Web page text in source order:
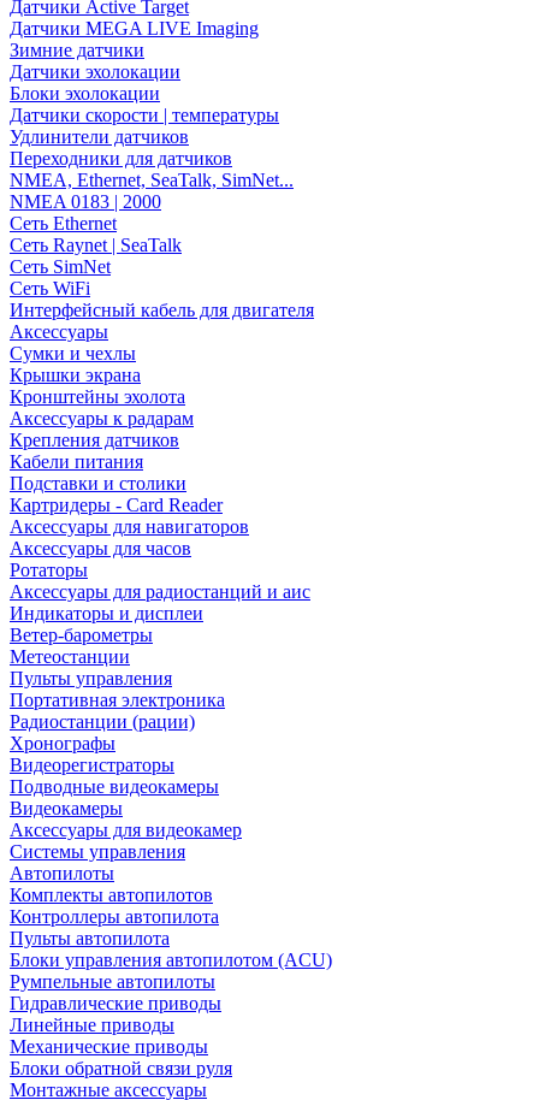
Датчики Active Target
Датчики MEGA LIVE Imaging
Зимние датчики
Датчики эхолокации
Блоки эхолокации
Датчики скорости | температуры
Удлинители датчиков
Переходники для датчиков
NMEA, Ethernet, SeaTalk, SimNet...
NMEA 0183 | 2000
Сеть Ethernet
Сеть Raynet | SeaTalk
Сеть SimNet
Сеть WiFi
Интерфейсный кабель для двигателя
Аксессуары
Сумки и чехлы
Крышки экрана
Кронштейны эхолота
Аксессуары к радарам
Крепления датчиков
Кабели питания
Подставки и столики
Картридеры - Card Reader
Аксессуары для навигаторов
Аксессуары для часов
Ротаторы
Аксессуары для радиостанций и аис
Индикаторы и дисплеи
Ветер-барометры
Метеостанции
Пульты управления
Портативная электроника
Радиостанции (рации)
Хронографы
Видеорегистраторы
Подводные видеокамеры
Видеокамеры
Аксессуары для видеокамер
Системы управления
Автопилоты
Комплекты автопилотов
Контроллеры автопилота
Пульты автопилота
Блоки управления автопилотом (ACU)
Румпельные автопилоты
Гидравлические приводы
Линейные приводы
Механические приводы
Блоки обратной связи руля
Монтажные аксессуары